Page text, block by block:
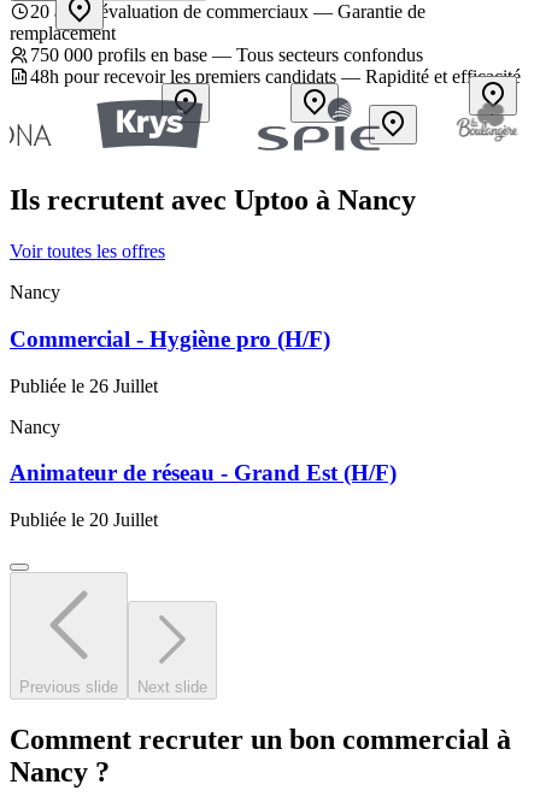
20 ans d’évaluation de commerciaux — Garantie de
remplacement
750 000 profils en base — Tous secteurs confondus
48h pour recevoir les premiers candidats — Rapidité et efficacité
Ils recrutent avec Uptoo à Nancy
Voir toutes les offres
Nancy
Commercial - Hygiène pro (H/F)
Publiée le 26 Juillet
Nancy
Animateur de réseau - Grand Est (H/F)
Publiée le 20 Juillet
Previous slide Next slide
Comment recruter un bon commercial à
Nancy ?